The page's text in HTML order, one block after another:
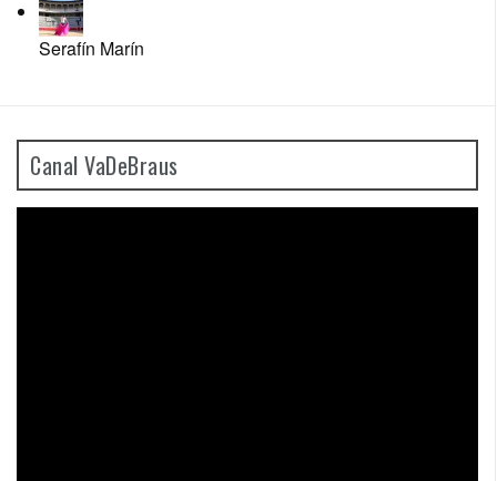
Serafín Marín
Canal VaDeBraus